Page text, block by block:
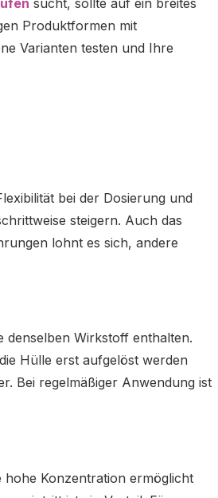
sucht, sollte auf ein breites
Produktformen mit
Varianten testen und Ihre
bei der Dosierung und
steigern. Auch das
lohnt es sich, andere
denselben Wirkstoff enthalten.
Hülle erst aufgelöst werden
Bei regelmäßiger Anwendung ist
Konzentration ermöglicht